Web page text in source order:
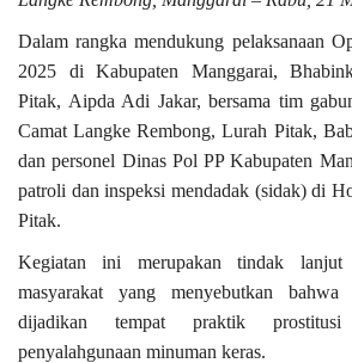
Dalam rangka mendukung pelaksanaan
2025 di Kabupaten Manggarai,
Pitak, Aipda Adi Jakar, bersama tim
Camat Langke Rembong, Lurah Pitak,
dan personel Dinas Pol PP Kabupaten
patroli dan inspeksi mendadak (sidak) di
Pitak.
Kegiatan ini merupakan tindak
masyarakat yang menyebutkan
dijadikan tempat praktik prostitusi
penyalahgunaan minuman keras.